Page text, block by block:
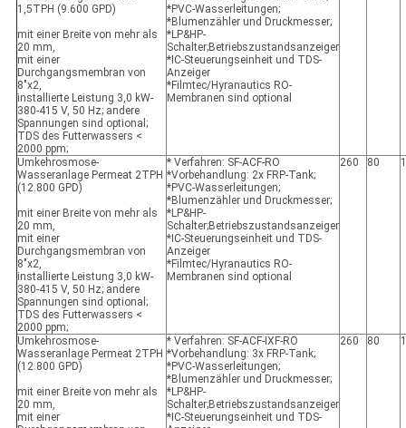
1,5TPH (9.600 GPD)
mit einer Breite von mehr als
20 mm,
mit einer
Durchgangsmembran von
8"x2,
installierte Leistung 3,0 kW-
380-415 V, 50 Hz; andere
Spannungen sind optional;
TDS des Futterwassers <
2000 ppm;
*PVC-Wasserleitungen;
*Blumenzähler und Druckmesser;
*LP&HP-
Schalter;Betriebszustandsanzeiger
*IC-Steuerungseinheit und TDS-
Anzeiger
*Filmtec/Hyranautics RO-
Membranen sind optional
Umkehrosmose-
Wasseranlage Permeat 2TPH
(12.800 GPD)
mit einer Breite von mehr als
20 mm,
mit einer
Durchgangsmembran von
8"x2,
installierte Leistung 3,0 kW-
380-415 V, 50 Hz; andere
Spannungen sind optional;
TDS des Futterwassers <
2000 ppm;
* Verfahren: SF-ACF-RO
*Vorbehandlung: 2x FRP-Tank;
*PVC-Wasserleitungen;
*Blumenzähler und Druckmesser;
*LP&HP-
Schalter;Betriebszustandsanzeiger
*IC-Steuerungseinheit und TDS-
Anzeiger
*Filmtec/Hyranautics RO-
Membranen sind optional
260 80
Umkehrosmose-
Wasseranlage Permeat 2TPH
(12.800 GPD)
mit einer Breite von mehr als
20 mm,
mit einer
* Verfahren: SF-ACF-IXF-RO
*Vorbehandlung: 3x FRP-Tank;
*PVC-Wasserleitungen;
*Blumenzähler und Druckmesser;
*LP&HP-
Schalter;Betriebszustandsanzeiger
*IC-Steuerungseinheit und TDS-
260 80